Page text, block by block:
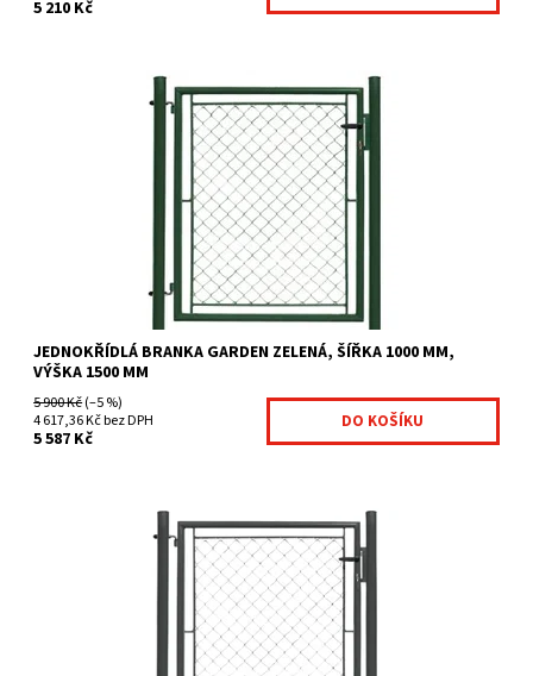
5 210 Kč
Branky Garden jsou určeny zejména jako efektivní a ekonomicky
výhodné řešení vchodů na Váš pozemek. Jsou...
Na centrálním skladě
GAR4-279
Fence consulting
JEDNOKŘÍDLÁ BRANKA GARDEN ZELENÁ, ŠÍŘKA 1000 MM,
VÝŠKA 1500 MM
5 900 Kč(–5 %)
4 617,36 Kč bez DPH
5 587 Kč
Branky Garden jsou určeny zejména jako efektivní a ekonomicky
výhodné řešení vchodů na Váš pozemek. Jsou vhodnou...
Na centrálním skladě
GAR12-399
Fence consulting